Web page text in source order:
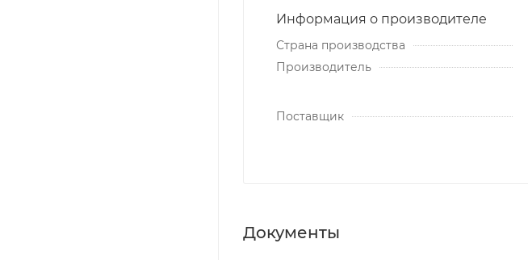
Информация о производителе
Страна производства
Производитель
Поставщик
Документы